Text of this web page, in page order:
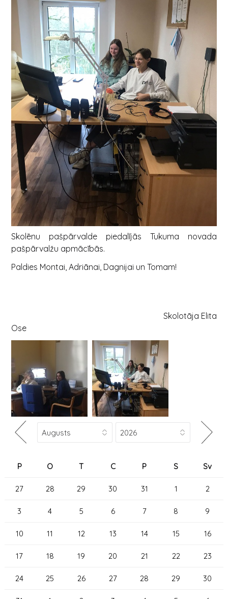
Skolēnu pašpārvalde piedalījās Tukuma novada
pašpārvalžu apmācībās.
Paldies Montai, Adriānai, Dagnijai un Tomam!
Skolotāja Elita
Ose
P O T C P S Sv
27 28 29 30 31 1 2
3 4 5 6 7 8 9
10 11 12 13 14 15 16
17 18 19 20 21 22 23
24 25 26 27 28 29 30